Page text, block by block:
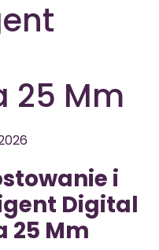
25 Mm
i
Digital
25 Mm